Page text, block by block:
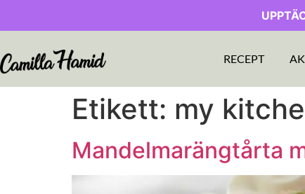
RECEPT
Etikett: my
Mandelmarängtårta